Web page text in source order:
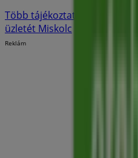
Több tájékoztatás — OTP Bank
üzletét Miskolc
Reklám